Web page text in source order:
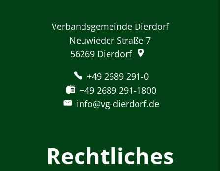
Verbandsgemeinde Dierdorf
Neuwieder Straße 7
56269 Dierdorf
+49 2689 291-0
+49 2689 291-1800
info@vg-dierdorf.de
Rechtliches